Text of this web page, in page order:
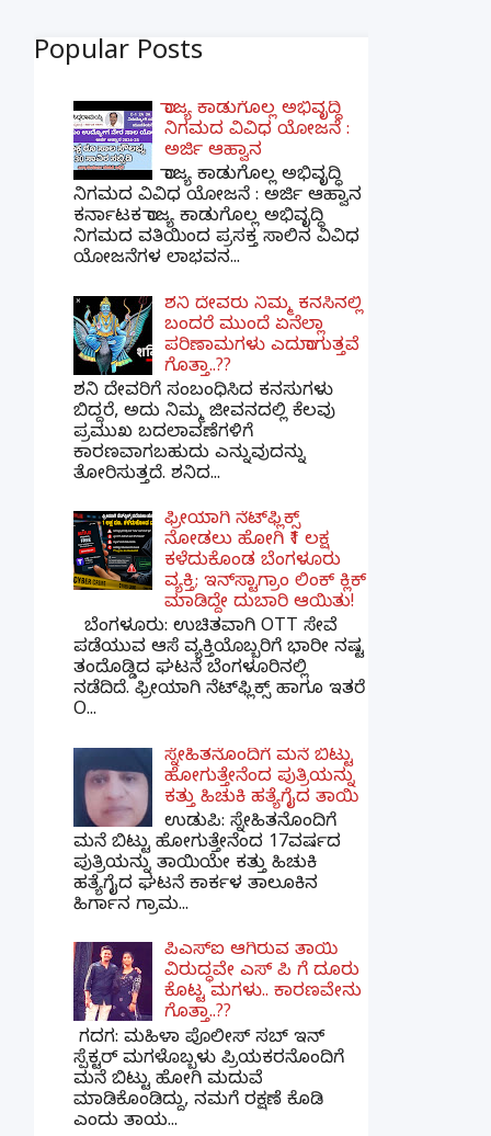
Popular Posts
ರಾಜ್ಯ ಕಾಡುಗೊಲ್ಲ ಅಭಿವೃದ್ಧಿ
ನಿಗಮದ ವಿವಿಧ ಯೋಜನೆ :
ಅರ್ಜಿ ಆಹ್ವಾನ
ರಾಜ್ಯ ಕಾಡುಗೊಲ್ಲ ಅಭಿವೃದ್ಧಿ
ನಿಗಮದ ವಿವಿಧ ಯೋಜನೆ : ಅರ್ಜಿ ಆಹ್ವಾನ
ಕರ್ನಾಟಕ ರಾಜ್ಯ ಕಾಡುಗೊಲ್ಲ ಅಭಿವೃದ್ಧಿ
ನಿಗಮದ ವತಿಯಿಂದ ಪ್ರಸಕ್ತ ಸಾಲಿನ ವಿವಿಧ
ಯೋಜನೆಗಳ ಲಾಭವನ...
ಶನಿ ದೇವರು ನಿಮ್ಮ ಕನಸಿನಲ್ಲಿ
ಬಂದರೆ ಮುಂದೆ ಏನೆಲ್ಲಾ
ಪರಿಣಾಮಗಳು ಎದುರಾಗುತ್ತವೆ
ಗೊತ್ತಾ..??
ಶನಿ ದೇವರಿಗೆ ಸಂಬಂಧಿಸಿದ ಕನಸುಗಳು
ಬಿದ್ದರೆ, ಅದು ನಿಮ್ಮ ಜೀವನದಲ್ಲಿ ಕೆಲವು
ಪ್ರಮುಖ ಬದಲಾವಣೆಗಳಿಗೆ
ಕಾರಣವಾಗಬಹುದು ಎನ್ನುವುದನ್ನು
ತೋರಿಸುತ್ತದೆ. ಶನಿದ...
ಫ್ರೀಯಾಗಿ ನೆಟ್‌ಫ್ಲಿಕ್ಸ್
ನೋಡಲು ಹೋಗಿ ₹1 ಲಕ್ಷ
ಕಳೆದುಕೊಂಡ ಬೆಂಗಳೂರು
ವ್ಯಕ್ತಿ; ಇನ್‌ಸ್ಟಾಗ್ರಾಂ ಲಿಂಕ್ ಕ್ಲಿಕ್
ಮಾಡಿದ್ದೇ ದುಬಾರಿ ಆಯಿತು!
ಬೆಂಗಳೂರು: ಉಚಿತವಾಗಿ OTT ಸೇವೆ
ಪಡೆಯುವ ಆಸೆ ವ್ಯಕ್ತಿಯೊಬ್ಬರಿಗೆ ಭಾರೀ ನಷ್ಟ
ತಂದೊಡ್ಡಿದ ಘಟನೆ ಬೆಂಗಳೂರಿನಲ್ಲಿ
ನಡೆದಿದೆ. ಫ್ರೀಯಾಗಿ ನೆಟ್‌ಫ್ಲಿಕ್ಸ್ ಹಾಗೂ ಇತರೆ
O...
ಸ್ನೇಹಿತನೊಂದಿಗೆ ಮನೆ ಬಿಟ್ಟು
ಹೋಗುತ್ತೇನೆಂದ ಪುತ್ರಿಯನ್ನು
ಕತ್ತು ಹಿಚುಕಿ ಹತ್ಯೆಗೈದ ತಾಯಿ
ಉಡುಪಿ: ಸ್ನೇಹಿತನೊಂದಿಗೆ
ಮನೆ ಬಿಟ್ಟು ಹೋಗುತ್ತೇನೆಂದ 17ವರ್ಷದ
ಪುತ್ರಿಯನ್ನು ತಾಯಿಯೇ ಕತ್ತು ಹಿಚುಕಿ
ಹತ್ಯೆಗೈದ ಘಟನೆ ಕಾರ್ಕಳ ತಾಲೂಕಿನ
ಹಿರ್ಗಾನ ಗ್ರಾಮ...
ಪಿಎಸ್​ಐ ಆಗಿರುವ ತಾಯಿ
ವಿರುದ್ಧವೇ ಎಸ್ ಪಿ ಗೆ ದೂರು
ಕೊಟ್ಟ ಮಗಳು.. ಕಾರಣವೇನು
ಗೊತ್ತಾ..??
ಗದಗ​: ಮಹಿಳಾ ಪೊಲೀಸ್​ ಸಬ್ ​ಇನ್​
ಸ್ಪೆಕ್ಟರ್​ ಮಗಳೊಬ್ಬಳು ಪ್ರಿಯಕರನೊಂದಿಗೆ
ಮನೆ ಬಿಟ್ಟು ಹೋಗಿ ಮದುವೆ
ಮಾಡಿಕೊಂಡಿದ್ದು, ನಮಗೆ ರಕ್ಷಣೆ ಕೊಡಿ
ಎಂದು ತಾಯ...